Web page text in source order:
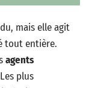
mais elle agit
tout entière.
agents
plus